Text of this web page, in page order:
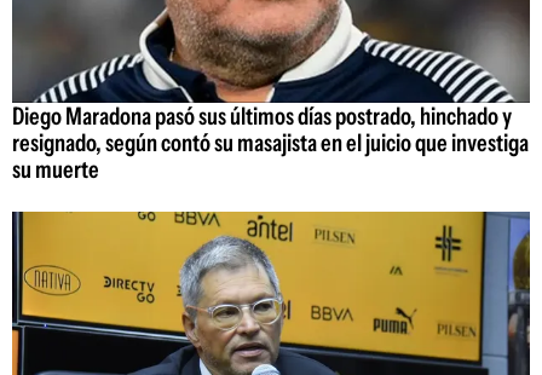
Diego Maradona pasó sus últimos días postrado, hinchado y
resignado, según contó su masajista en el juicio que investiga
su muerte